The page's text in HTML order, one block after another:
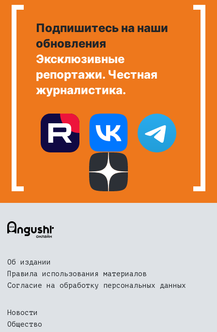
Подпишитесь на наши
обновления
Эксклюзивные
репортажи. Честная
журналистика.
Об издании
Правила использования материалов
Согласие на обработку персональных данных
Новости
Общество